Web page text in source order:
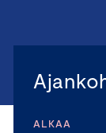
ALKAA